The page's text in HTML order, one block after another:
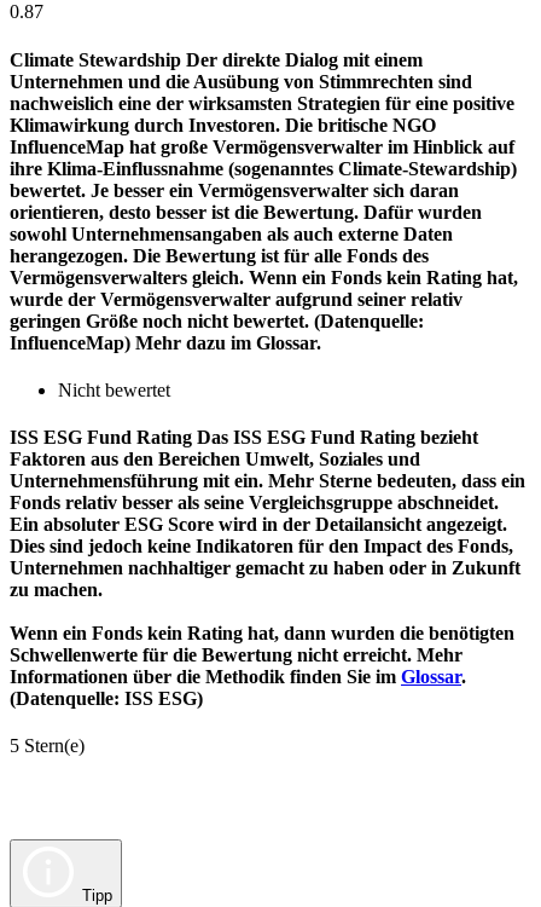
0.87
Climate Stewardship Der direkte Dialog mit einem
Unternehmen und die Ausübung von Stimmrechten sind
nachweislich eine der wirksamsten Strategien für eine positive
Klimawirkung durch Investoren. Die britische NGO
InfluenceMap hat große Vermögensverwalter im Hinblick auf
ihre Klima-Einflussnahme (sogenanntes Climate-Stewardship)
bewertet. Je besser ein Vermögensverwalter sich daran
orientieren, desto besser ist die Bewertung. Dafür wurden
sowohl Unternehmensangaben als auch externe Daten
herangezogen. Die Bewertung ist für alle Fonds des
Vermögensverwalters gleich. Wenn ein Fonds kein Rating hat,
wurde der Vermögensverwalter aufgrund seiner relativ
geringen Größe noch nicht bewertet. (Datenquelle:
InfluenceMap) Mehr dazu im Glossar.
Nicht bewertet
ISS ESG Fund Rating Das ISS ESG Fund Rating bezieht
Faktoren aus den Bereichen Umwelt, Soziales und
Unternehmensführung mit ein. Mehr Sterne bedeuten, dass ein
Fonds relativ besser als seine Vergleichsgruppe abschneidet.
Ein absoluter ESG Score wird in der Detailansicht angezeigt.
Dies sind jedoch keine Indikatoren für den Impact des Fonds,
Unternehmen nachhaltiger gemacht zu haben oder in Zukunft
zu machen.
Wenn ein Fonds kein Rating hat, dann wurden die benötigten
Schwellenwerte für die Bewertung nicht erreicht. Mehr
Informationen über die Methodik finden Sie im Glossar.
(Datenquelle: ISS ESG)
5 Stern(e)
Tipp